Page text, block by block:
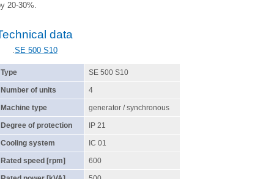
20-30%.
data
.SE 500 S10
Type SE 500 S10
Number of units 4
Machine type generator / synchronous
Degree of protection IP 21
Cooling system IC 01
Rated speed [rpm] 600